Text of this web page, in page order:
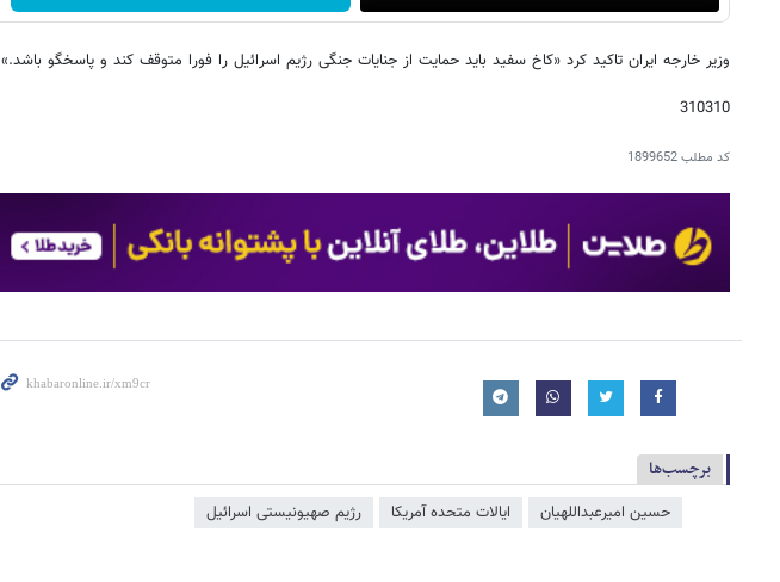
وزیر خارجه ایران تاکید کرد «کاخ سفید باید حمایت از جنایات جنگی رژیم اسرائیل را فورا متوقف کند و پاسخگو باشد.»
310310
کد مطلب1899652
برچسب‌ها
حسین امیرعبداللهیان ایالات متحده آمریکا رژیم صهیونیستی اسرائیل